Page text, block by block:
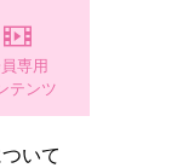
専用
テンツ
いて